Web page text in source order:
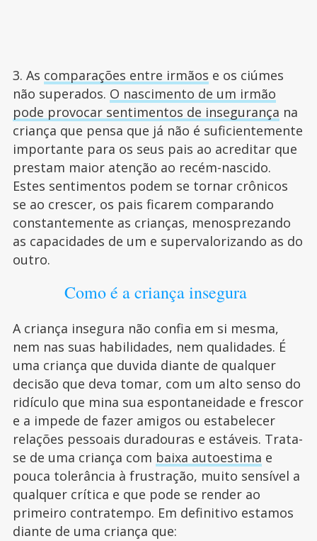
3. As comparações entre irmãos e os ciúmes
não superados. O nascimento de um irmão
pode provocar sentimentos de insegurança na
criança que pensa que já não é suficientemente
importante para os seus pais ao acreditar que
prestam maior atenção ao recém-nascido.
Estes sentimentos podem se tornar crônicos
se ao crescer, os pais ficarem comparando
constantemente as crianças, menosprezando
as capacidades de um e supervalorizando as do
outro.
Como é a criança insegura
A criança insegura não confia em si mesma,
nem nas suas habilidades, nem qualidades. É
uma criança que duvida diante de qualquer
decisão que deva tomar, com um alto senso do
ridículo que mina sua espontaneidade e frescor
e a impede de fazer amigos ou estabelecer
relações pessoais duradouras e estáveis. Trata-
se de uma criança com baixa autoestima e
pouca tolerância à frustração, muito sensível a
qualquer crítica e que pode se render ao
primeiro contratempo. Em definitivo estamos
diante de uma criança que: